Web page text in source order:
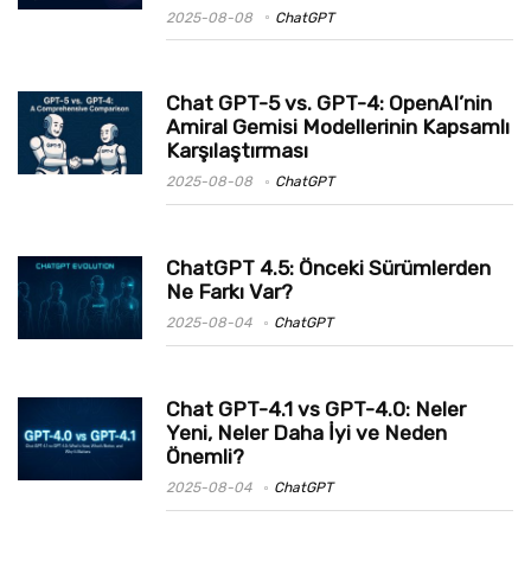
2025-08-08 ChatGPT
Chat GPT-5 vs. GPT-4: OpenAI’nin
Amiral Gemisi Modellerinin Kapsamlı
Karşılaştırması
2025-08-08 ChatGPT
ChatGPT 4.5: Önceki Sürümlerden
Ne Farkı Var?
2025-08-04 ChatGPT
Chat GPT-4.1 vs GPT-4.0: Neler
Yeni, Neler Daha İyi ve Neden
Önemli?
2025-08-04 ChatGPT